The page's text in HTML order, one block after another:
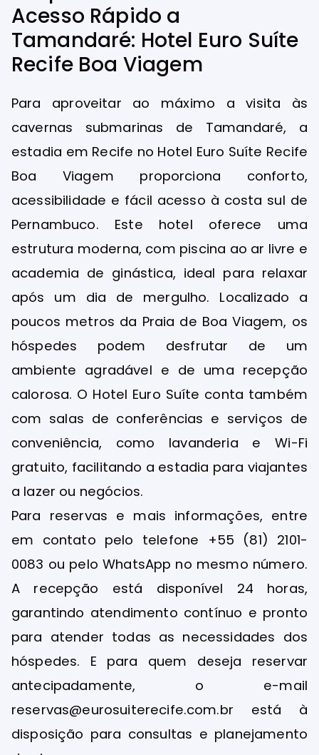
Acesso Rápido a
Tamandaré: Hotel Euro Suíte
Recife Boa Viagem
Para aproveitar ao máximo a visita às
cavernas submarinas de Tamandaré, a
estadia em Recife no Hotel Euro Suíte Recife
Boa Viagem proporciona conforto,
acessibilidade e fácil acesso à costa sul de
Pernambuco. Este hotel oferece uma
estrutura moderna, com piscina ao ar livre e
academia de ginástica, ideal para relaxar
após um dia de mergulho. Localizado a
poucos metros da Praia de Boa Viagem, os
hóspedes podem desfrutar de um
ambiente agradável e de uma recepção
calorosa. O Hotel Euro Suíte conta também
com salas de conferências e serviços de
conveniência, como lavanderia e Wi-Fi
gratuito, facilitando a estadia para viajantes
a lazer ou negócios.
Para reservas e mais informações, entre
em contato pelo telefone +55 (81) 2101-
0083 ou pelo WhatsApp no mesmo número.
A recepção está disponível 24 horas,
garantindo atendimento contínuo e pronto
para atender todas as necessidades dos
hóspedes. E para quem deseja reservar
antecipadamente, o e-mail
reservas@eurosuiterecife.com.br está à
disposição para consultas e planejamento